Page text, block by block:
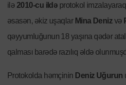
ilə 2010-cu ildə protokol imzalayaraq
əsasən, əkiz uşaqlar Mina Deniz və
qəyyumluğunun 18 yaşına qədər
qalması barədə razılıq əldə
Protokolda həmçinin Deniz Uğurun